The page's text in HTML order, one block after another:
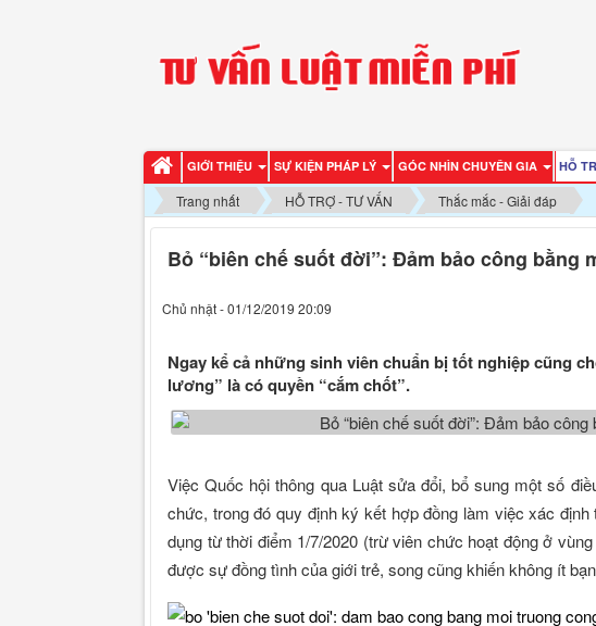
GIỚI THIỆU SỰ KIỆN PHÁP LÝ GÓC NHÌN CHUYÊN GIA HỖ
Trang nhất HỖ TRỢ - TƯ VẤN Thắc mắc - Giải đáp
Bỏ “biên chế suốt đời”: Đảm bảo công bằng
Chủ nhật - 01/12/2019 20:09
Ngay kể cả những sinh viên chuẩn bị tốt nghiệp cũng
lương” là có quyền “cắm chốt”.
Việc Quốc hội thông qua Luật sửa đổi, bổ sung một số
chức, trong đó quy định ký kết hợp đồng làm việc xác
dụng từ thời điểm 1/7/2020 (trừ viên chức hoạt động ở
được sự đồng tình của giới trẻ, song cũng khiến không ít